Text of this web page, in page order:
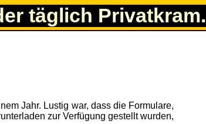
täglich Privatkram.
Jahr. Lustig war, dass die Formulare,
zur Verfügung gestellt wurden,